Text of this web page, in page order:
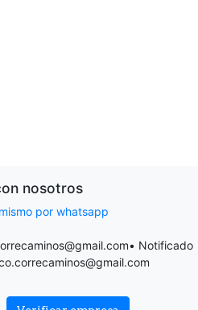
nosotros
por whatsapp
• Notificado